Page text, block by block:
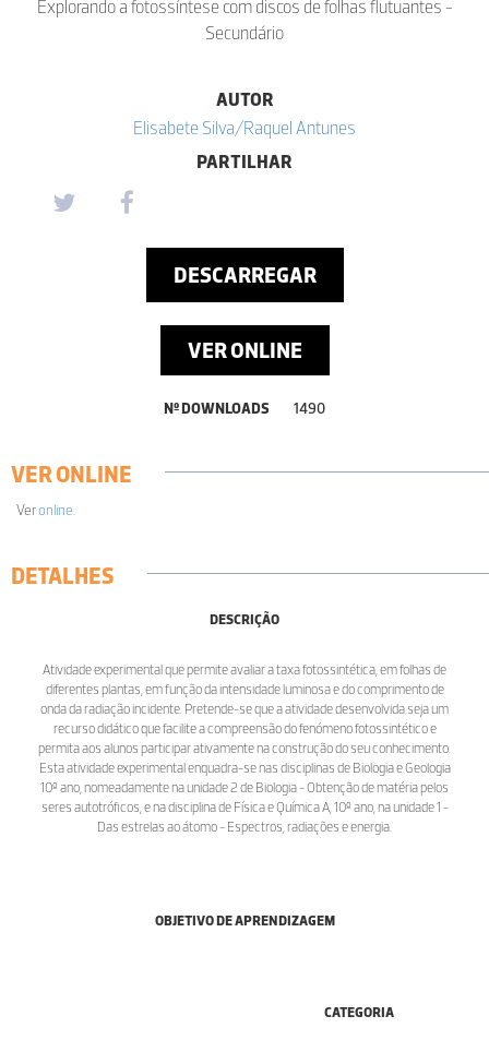
Explorando a fotossíntese com discos de folhas flutuantes -
Secundário
AUTOR
Elisabete Silva/Raquel Antunes
PARTILHAR
DESCARREGAR
VER ONLINE
Nº DOWNLOADS 1490
VER ONLINE
Veronline.
DETALHES
DESCRIÇÃO
Atividade experimental que permite avaliar a taxa fotossintética, em folhas de
diferentes plantas, em função da intensidade luminosa e do comprimento de
onda da radiação incidente. Pretende-se que a atividade desenvolvida seja um
recurso didático que facilite a compreensão do fenómeno fotossintético e
permita aos alunos participar ativamente na construção do seu conhecimento.
Esta atividade experimental enquadra-se nas disciplinas de Biologia e Geologia
10º ano, nomeadamente na unidade 2 de Biologia - Obtenção de matéria pelos
seres autotróficos, e na disciplina de Física e Química A, 10º ano, na unidade 1 -
Das estrelas ao átomo - Espectros, radiações e energia.
OBJETIVO DE APRENDIZAGEM
CATEGORIA